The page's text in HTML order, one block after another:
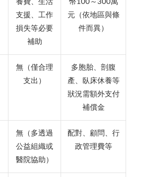
養費、生活
支援、工作
損失等必要
補助
幣100～300萬
元（依地區與條
件而異）
無（僅合理
支出）
多胞胎、剖腹
產、臥床休養等
狀況需額外支付
補償金
無（多透過
公益組織或
醫院協助）
配對、顧問、行
政管理費等